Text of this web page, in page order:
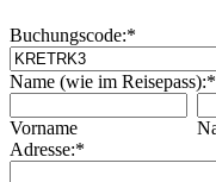
Buchungscode:*
Name (wie im Reisepass):*
Vorname
Adresse:*